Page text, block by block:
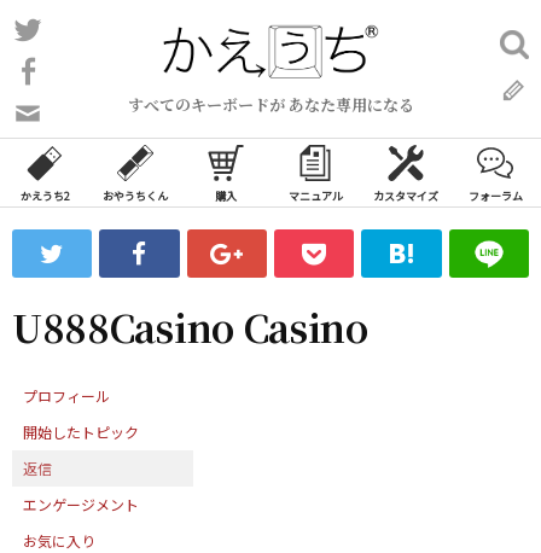
コ
ン
ン
ツ
ス
ッ
プ
すべてのキーボードが あなた専用になる
い
合
わ
フ
ォ
ム
検
索:
かえうち2 おやうちくん 購入 マニュアル カスタマイズ フォーラム
U888Casino Casino
プロフィール
開始したトピック
返信
エンゲージメント
お気に入り